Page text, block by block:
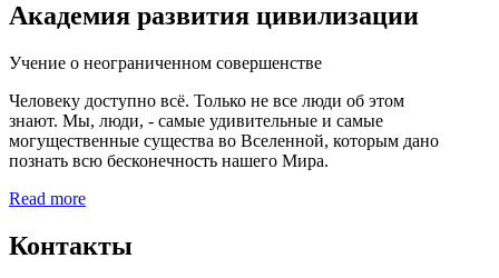
Академия развития цивилизации
Учение о неограниченном совершенстве
Человеку доступно всё. Только не все люди об этом
знают. Мы, люди, - самые удивительные и самые
могущественные существа во Вселенной, которым дано
познать всю бесконечность нашего Мира.
Read more
Контакты